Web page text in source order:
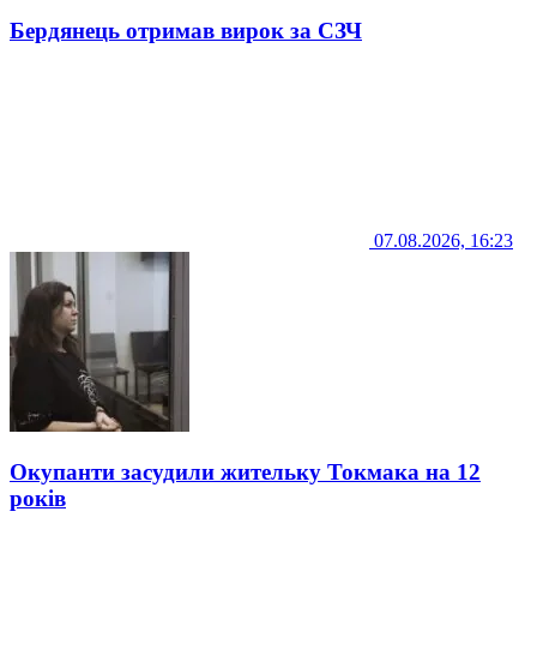
Бердянець отримав вирок за СЗЧ
07.08.2026, 16:23
Окупанти засудили жительку Токмака на 12
років